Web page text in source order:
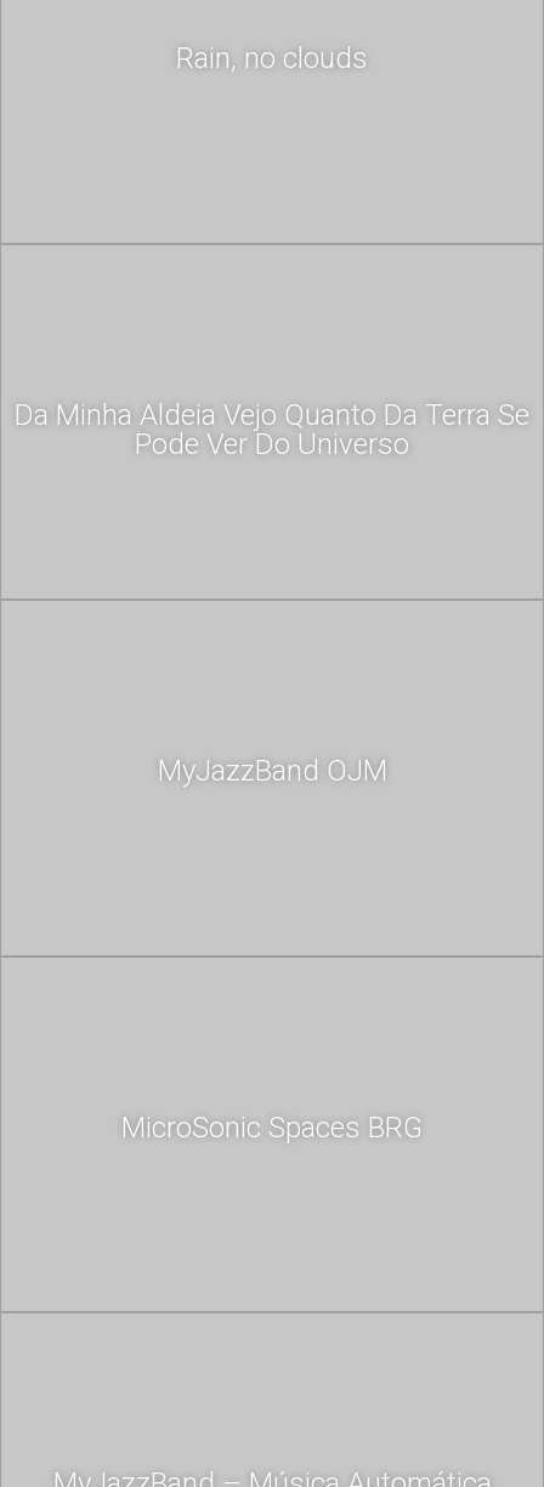
Rain, no clouds
Da Minha Aldeia Vejo Quanto Da Terra Se
Pode Ver Do Universo
MyJazzBand OJM
MicroSonic Spaces BRG